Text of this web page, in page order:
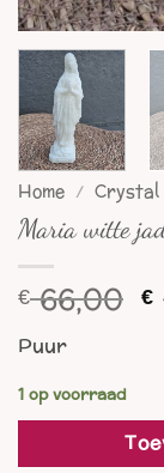
Home /
Maria witte
€66,00 €
Puur
1 op voorraad